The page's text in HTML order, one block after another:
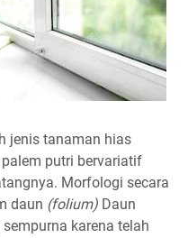
jenis tanaman hias
putri bervariatif
Morfologi secara
daun (folium) Daun
karena telah